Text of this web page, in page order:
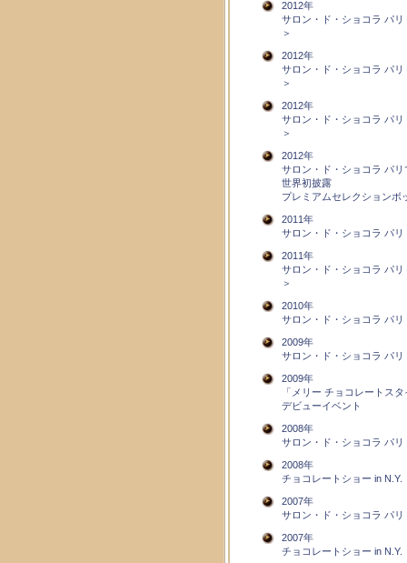
2012年
サロン・ド・ショコラ パリ
＞
2012年
サロン・ド・ショコラ パリ
＞
2012年
サロン・ド・ショコラ パリ
＞
2012年
サロン・ド・ショコラ パリ
世界初披露
プレミアムセレクションボ
2011年
サロン・ド・ショコラ パリ
2011年
サロン・ド・ショコラ パリ
＞
2010年
サロン・ド・ショコラ パリ
2009年
サロン・ド・ショコラ パリ
2009年
「メリー チョコレートスタ
デビューイベント
2008年
サロン・ド・ショコラ パリ
2008年
チョコレートショー in N.Y.
2007年
サロン・ド・ショコラ パリ
2007年
チョコレートショー in N.Y.